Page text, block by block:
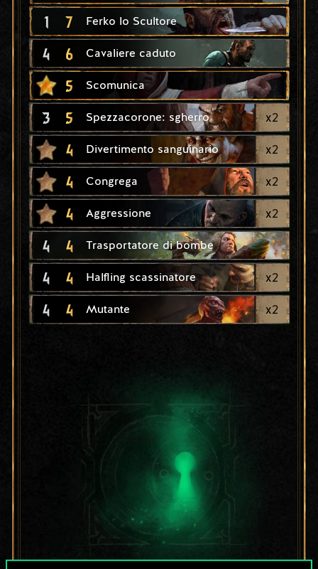
1 7 Ferko lo Scultore
4 6 Cavaliere caduto
5 Scomunica
3 5 Spezzacorone: sgherro x2
4 Divertimento sanguinario x2
4 Congrega x2
4 Aggressione x2
4 4 Trasportatore di bombe
4 4 Halfling scassinatore x2
4 4 Mutante x2